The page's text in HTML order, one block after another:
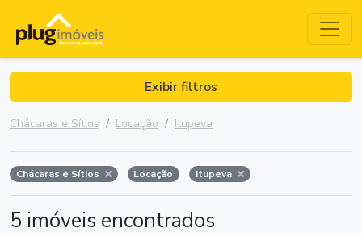
Exibir filtros
Chácaras e Sítios Locação Itupeva
Chácaras e Sítios Locação Itupeva
5 imóveis encontrados